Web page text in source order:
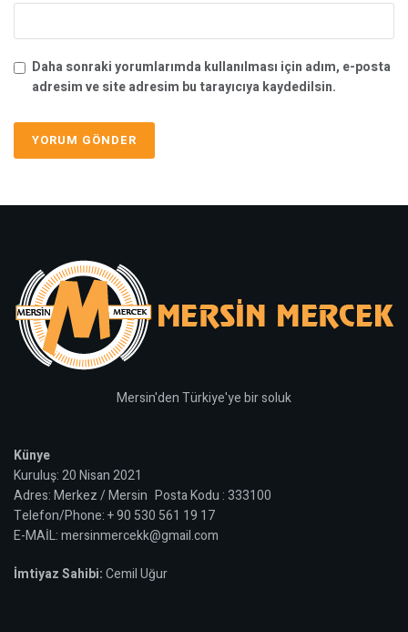
Daha sonraki yorumlarımda kullanılması için adım, e-posta
adresim ve site adresim bu tarayıcıya kaydedilsin.
Mersin'den Türkiye'ye bir soluk
Künye
Kuruluş: 20 Nisan 2021
Adres: Merkez / Mersin Posta Kodu : 333100
Telefon/Phone: + 90 530 561 19 17
E-MAİL: mersinmercekk@gmail.com
İmtiyaz Sahibi:Cemil Uğur